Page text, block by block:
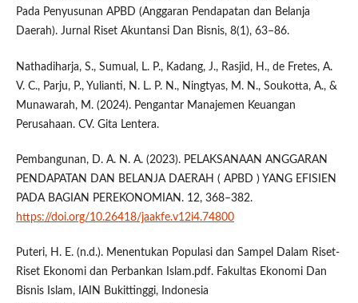
Pada Penyusunan APBD (Anggaran Pendapatan dan Belanja
Daerah). Jurnal Riset Akuntansi Dan Bisnis, 8(1), 63–86.
Nathadiharja, S., Sumual, L. P., Kadang, J., Rasjid, H., de Fretes, A.
V. C., Parju, P., Yulianti, N. L. P. N., Ningtyas, M. N., Soukotta, A., &
Munawarah, M. (2024). Pengantar Manajemen Keuangan
Perusahaan. CV. Gita Lentera.
Pembangunan, D. A. N. A. (2023). PELAKSANAAN ANGGARAN
PENDAPATAN DAN BELANJA DAERAH ( APBD ) YANG EFISIEN
PADA BAGIAN PEREKONOMIAN. 12, 368–382.
https://doi.org/10.26418/jaakfe.v12i4.74800
Puteri, H. E. (n.d.). Menentukan Populasi dan Sampel Dalam Riset-
Riset Ekonomi dan Perbankan Islam.pdf. Fakultas Ekonomi Dan
Bisnis Islam, IAIN Bukittinggi, Indonesia